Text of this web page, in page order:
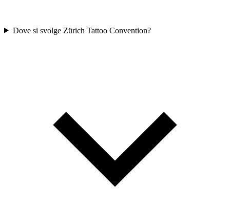
Dove si svolge Zürich Tattoo Convention?